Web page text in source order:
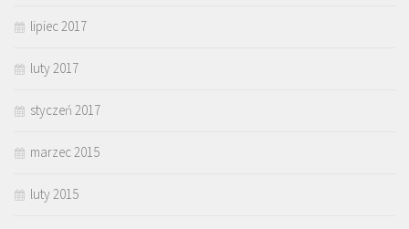
lipiec 2017
luty 2017
styczeń 2017
marzec 2015
luty 2015